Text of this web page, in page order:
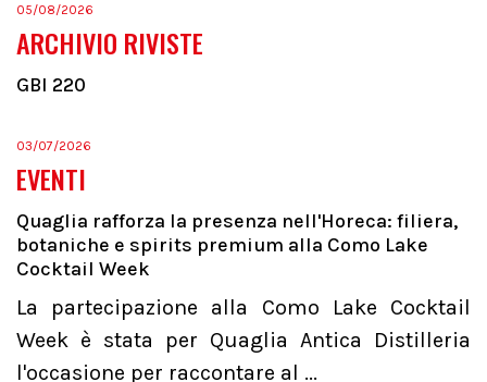
05/08/2026
ARCHIVIO RIVISTE
GBI 220
03/07/2026
EVENTI
Quaglia rafforza la presenza nell'Horeca: filiera,
botaniche e spirits premium alla Como Lake
Cocktail Week
La partecipazione alla Como Lake Cocktail
Week è stata per Quaglia Antica Distilleria
l'occasione per raccontare al ...